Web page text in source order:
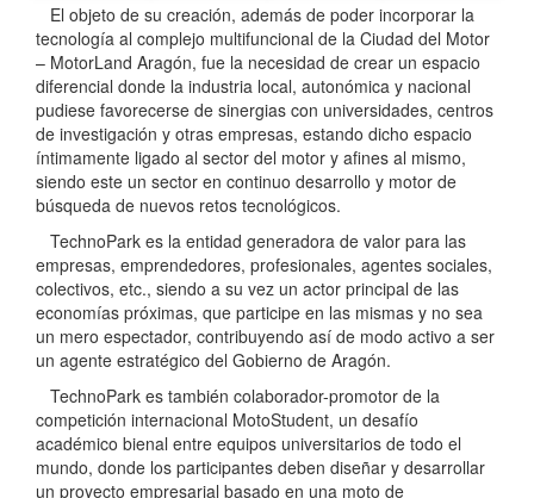
El objeto de su creación, además de poder incorporar la
tecnología al complejo multifuncional de la Ciudad del Motor
– MotorLand Aragón, fue la necesidad de crear un espacio
diferencial donde la industria local, autonómica y nacional
pudiese favorecerse de sinergias con universidades, centros
de investigación y otras empresas, estando dicho espacio
íntimamente ligado al sector del motor y afines al mismo,
siendo este un sector en continuo desarrollo y motor de
búsqueda de nuevos retos tecnológicos.
TechnoPark es la entidad generadora de valor para las
empresas, emprendedores, profesionales, agentes sociales,
colectivos, etc., siendo a su vez un actor principal de las
economías próximas, que participe en las mismas y no sea
un mero espectador, contribuyendo así de modo activo a ser
un agente estratégico del Gobierno de Aragón.
TechnoPark es también colaborador-promotor de la
competición internacional MotoStudent, un desafío
académico bienal entre equipos universitarios de todo el
mundo, donde los participantes deben diseñar y desarrollar
un proyecto empresarial basado en una moto de